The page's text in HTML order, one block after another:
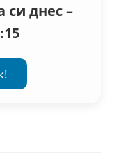
си днес –